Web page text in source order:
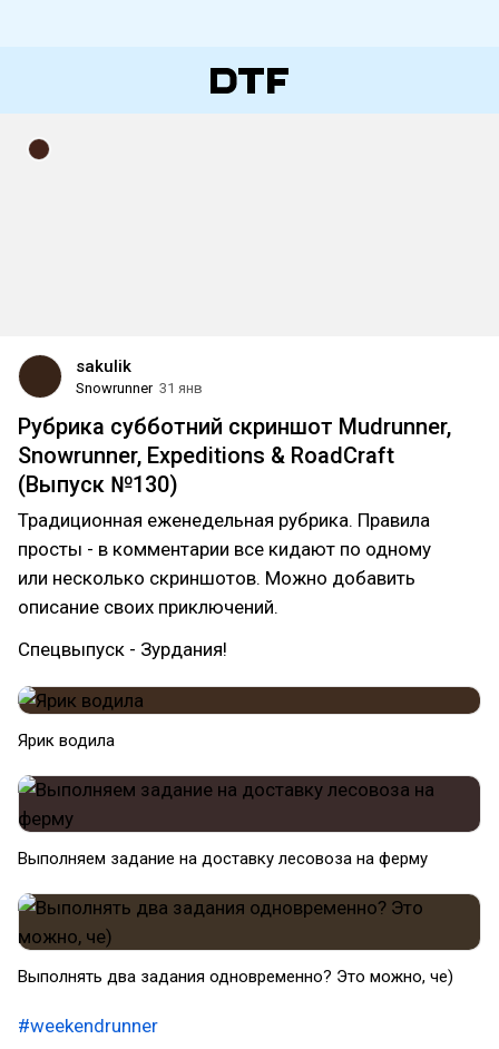
sakulik
Snowrunner 31 янв
Рубрика субботний скриншот Mudrunner,
Snowrunner, Expeditions & RoadCraft
(Выпуск №130)
Традиционная еженедельная рубрика. Правила
просты - в комментарии все кидают по одному
или несколько скриншотов. Можно добавить
описание своих приключений.
Спецвыпуск - Зурдания!
Ярик водила
Выполняем задание на доставку лесовоза на ферму
Выполнять два задания одновременно? Это можно, че)
#weekendrunner